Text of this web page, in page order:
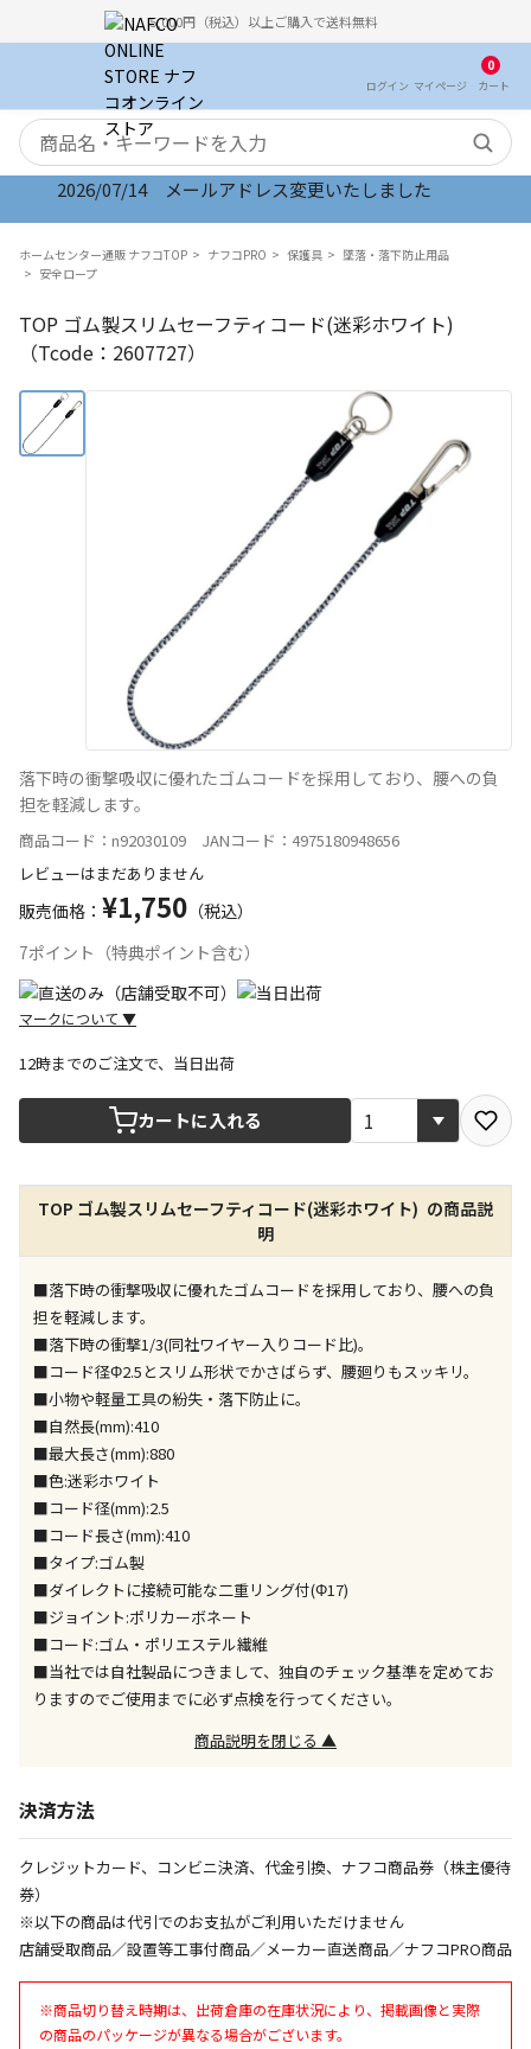
5,000円（税込）以上ご購入で送料無料
ログイン マイ ページ
0
カート
検索キーワード
2026/07/14 メールアドレス変更いたしました
ホームセンター通販 ナフコTOP ナフコPRO 保護具
墜落・落下防止用品
安全ロープ
TOP ゴム製スリムセーフティコード(迷彩ホワイト)
（Tcode：2607727）
落下時の衝撃吸収に優れたゴムコードを採用しており、腰への負
担を軽減します。
商品コード：n92030109 JANコード：4975180948656
レビューはまだありません
販売価格： ¥1,750 （税込）
7ポイント（特典ポイント含む）
マークについて ▼
宅配や店舗受取を選択できる商品です
店舗のみで受取できる商品です（宅配便でのお届けが
できません）
※同時購入の商品は、全て同じ店舗での受取となりま
す
特定の店舗のみで受取ができる商品です（宅配便での
お届けができません）
※同時購入の商品は、全て同じ店舗での受取となりま
す
委託業者によりお届けする商品です
※ほか商品との同時購入はできません。お手数です
が、ご購入手続きを分けてお買い求めください
※支払い方法の代金引換は選択できません。
※電話注文はできません。
宅配のみでお届けする商品です（店舗受取は選択でき
ません）
※「宅配・店舗受取」「宅配のみ」マークの商品のみ
同時購入が可能です
午前9時までのご注文確定した商品については、当日に
出荷いたします。
ため、通常よりお時間をいただく場合がございます。
設置工事代金も含まれた商品です
お見積商品です。金額・施工日はお打ち合わせの上、
決定となります。
12時までのご注文で、当日出荷
カートに入れる
TOP ゴム製スリムセーフティコード(迷彩ホワイト) の商品説
明
■落下時の衝撃吸収に優れたゴムコードを採用しており、腰への負
担を軽減します。
■落下時の衝撃1/3(同社ワイヤー入りコード比)。
■コード径Φ2.5とスリム形状でかさばらず、腰廻りもスッキリ。
■小物や軽量工具の紛失・落下防止に。
■自然長(mm):410
■最大長さ(mm):880
■色:迷彩ホワイト
■コード径(mm):2.5
■コード長さ(mm):410
■タイプ:ゴム製
■ダイレクトに接続可能な二重リング付(Φ17)
■ジョイント:ポリカーボネート
■コード:ゴム・ポリエステル繊維
■当社では自社製品につきまして、独自のチェック基準を定めてお
りますのでご使用までに必ず点検を行ってください。
商品説明を閉じる ▲
決済方法
クレジットカード、コンビニ決済、代金引換、ナフコ商品券（株主優待
券）
※以下の商品は代引でのお支払がご利用いただけません
店舗受取商品／設置等工事付商品／メーカー直送商品／ナフコPRO商品
※商品切り替え時期は、出荷倉庫の在庫状況により、掲載画像と実際
の商品のパッケージが異なる場合がございます。